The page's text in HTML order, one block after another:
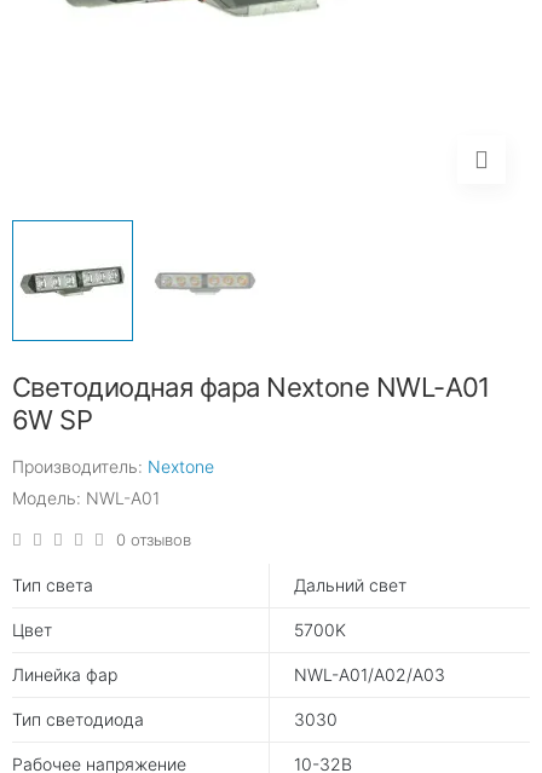
Светодиодная фара Nextone NWL-A01
6W SP
Производитель: Nextone
Модель: NWL-A01
0 отзывов
Тип света Дальний свет
Цвет 5700K
Линейка фар NWL-A01/A02/A03
Тип светодиода 3030
Рабочее напряжение 10-32В